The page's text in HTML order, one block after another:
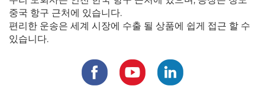
중국 항구 근처에 있습니다.
편리한 운송은 세계 시장에 수출 될 상품에 쉽게 접근 할 수
있습니다.